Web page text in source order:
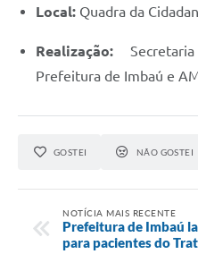
Local: Quadra da
Realização:
Prefeitura de Imbaú e
GOSTEI NÃO GOSTEI
NOTÍCIA MAIS RECENTE
Prefeitura de Imbaú
para pacientes do